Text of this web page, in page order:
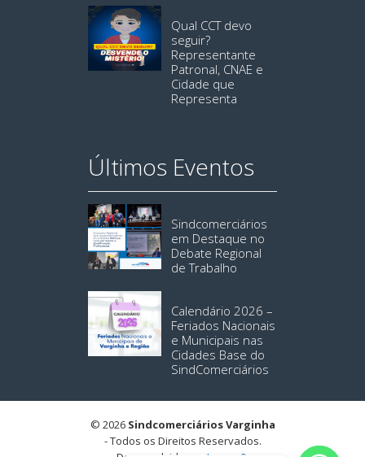
Qual CCT devo
seguir?
Representante
Patronal, CNAE e
Cidade que
Representa
Últimos Eventos
Sindcomerciários
em Destaque no
Debate Regional
de Trabalho
Calendário 2026 –
Feriados Nacionais
e Municipais nas
Cidades Base do
SindComerciários
© 2026 Sindcomerciários Varginha
- Todos os Direitos Reservados.